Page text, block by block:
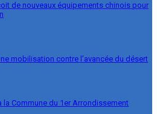
de nouveaux équipements chinois pour
mobilisation contre l’avancée du désert
la Commune du 1er Arrondissement